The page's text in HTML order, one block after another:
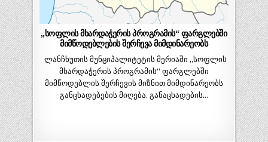
„სოფლის მხარდაჭერის პროგრამის“ ფარგლებში
მიმწოდებლების შერჩევა მიმდინარეობს
ლანჩხუთის მუნციპალიტეტის მერიაში „სოფლის
მხარდაჭერის პროგრამის“ ფარგლებში
მიმწოდებლის შერჩევის მიზნით მიმდინარეობს
განცხადებების მიღება. განაცხადების…